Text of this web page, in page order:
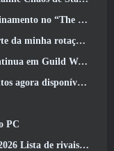
ao vivo do Burst Fest da Delta Force
rotação, Por agora
Wars 2 Próxima semana
para compra
PC
e qual a probabilidade de eles acontecerem